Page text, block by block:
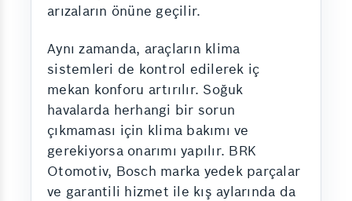
arızaların önüne geçilir.
Aynı zamanda, araçların klima
sistemleri de kontrol edilerek iç
mekan konforu artırılır. Soğuk
havalarda herhangi bir sorun
çıkmaması için klima bakımı ve
gerekiyorsa onarımı yapılır. BRK
Otomotiv, Bosch marka yedek parçalar
ve garantili hizmet ile kış aylarında da